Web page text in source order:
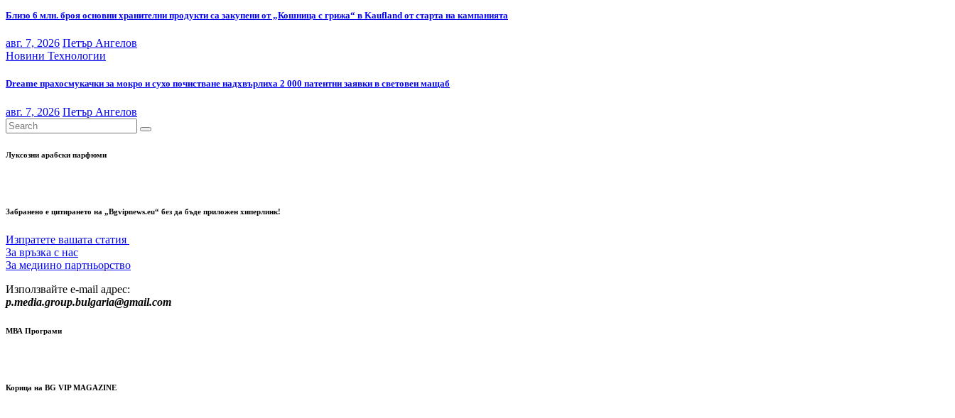
Близо 6 млн. броя основни хранителни продукти са закупени от „Кошница с грижа“ в Kaufland от старта на кампанията
авг. 7, 2026 Петър Ангелов
Новини Технологии
Dreame прахосмукачки за мокро и сухо почистване надхвърлиха 2 000 патентни заявки в световен мащаб
авг. 7, 2026 Петър Ангелов
Луксозни арабски парфюми
Забранено е цитирането на „Bgvipnews.eu“ без да бъде приложен хиперлинк!
Изпратете вашата статия
За връзка с нас
За медиино партньорство
Използвайте e-mail адрес:
p.media.group.bulgaria@gmail.com
МВА Програми
Корица на BG VIP MAGAZINE